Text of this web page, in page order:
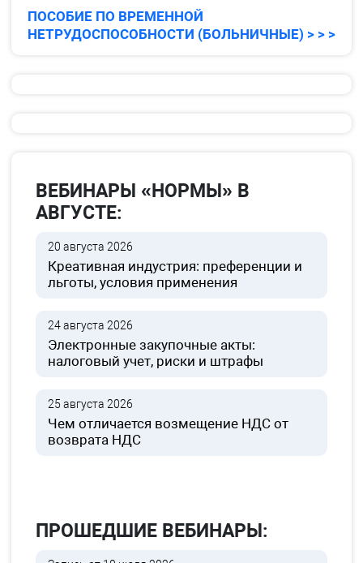
ПОСОБИЕ ПО ВРЕМЕННОЙ
НЕТРУДОСПОСОБНОСТИ (БОЛЬНИЧНЫЕ) > > >
ВЕБИНАРЫ «НОРМЫ» В
АВГУСТЕ:
20 августа 2026
Креативная индустрия: преференции и
льготы, условия применения
24 августа 2026
Электронные закупочные акты:
налоговый учет, риски и штрафы
25 августа 2026
Чем отличается возмещение НДС от
возврата НДС
ПРОШЕДШИЕ ВЕБИНАРЫ: